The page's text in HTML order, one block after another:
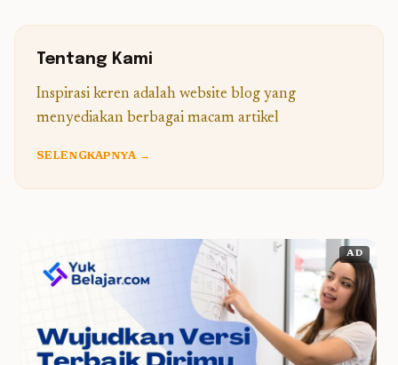
Tentang Kami
Inspirasi keren adalah website blog yang
menyediakan berbagai macam artikel
SELENGKAPNYA →
AD